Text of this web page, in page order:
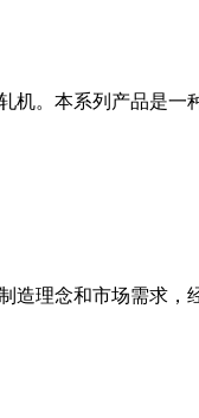
机。本系列产品是一
造理念和市场需求，